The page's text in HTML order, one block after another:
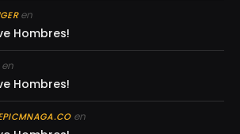
en
Hombres!
Hombres!
en